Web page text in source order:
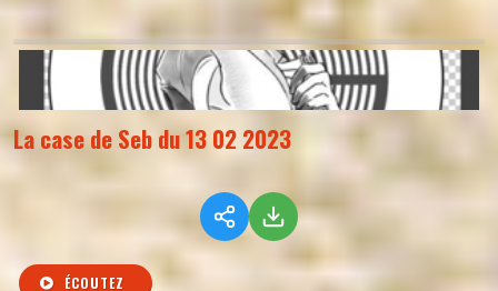
La case de Seb du 13 02 2023
ÉCOUTEZ